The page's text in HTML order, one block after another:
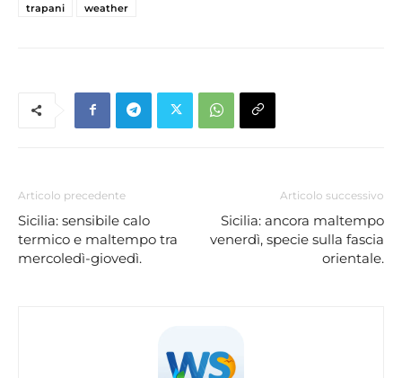
trapani
weather
Articolo precedente
Sicilia: sensibile calo
termico e maltempo tra
mercoledì-giovedì.
Articolo successivo
Sicilia: ancora maltempo
venerdì, specie sulla fascia
orientale.